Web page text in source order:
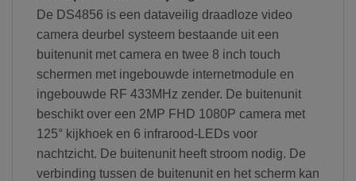
De DS4856 is een dataveilig draadloze video
camera deurbel systeem bestaande uit een
buitenunit met camera en twee 8 inch touch
schermen met ingebouwde internetmodule en
ingebouwde RF 433MHz zender. De buitenunit
beschikt over een 2MP FHD 1080P camera met
125° kijkhoek en 6 infrarood-LEDs voor
nachtzicht. De buitenunit heeft stroom nodig. De
verbinding tussen de buitenunit en het scherm kan